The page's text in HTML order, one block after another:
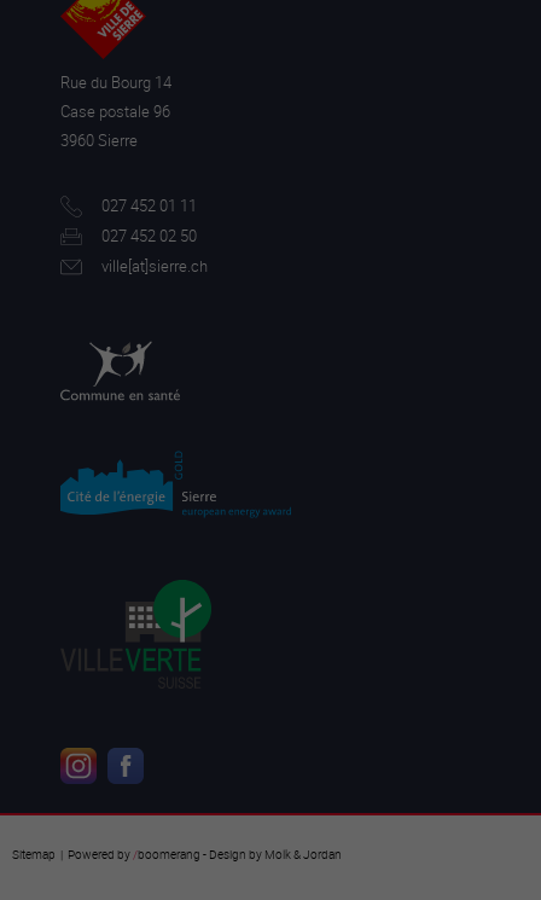
Rue du Bourg 14
Case postale 96
3960 Sierre
027 452 01 11
027 452 02 50
ville[at]sierre.ch
Sitemap | Powered by/boomerang - Design by Molk & Jordan